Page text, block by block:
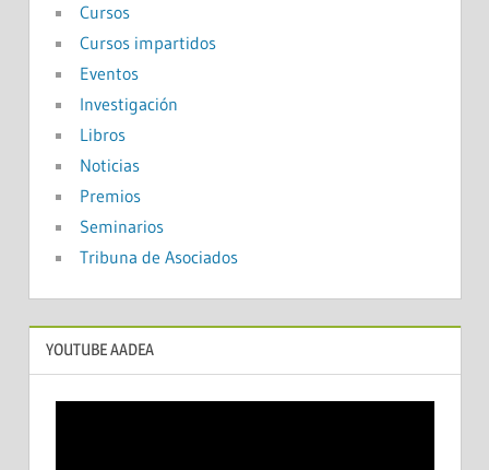
Cursos
Cursos impartidos
Eventos
Investigación
Libros
Noticias
Premios
Seminarios
Tribuna de Asociados
YOUTUBE AADEA